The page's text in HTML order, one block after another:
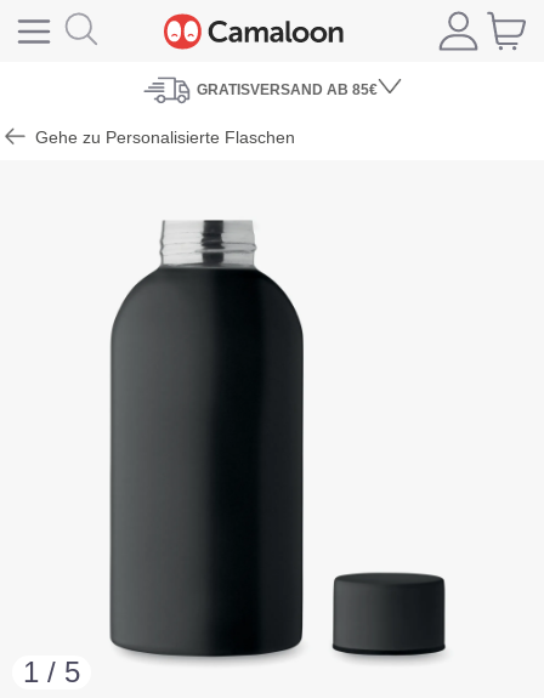
GRATISVERSAND AB 85€
Gehe zu Personalisierte Flaschen
1 / 5